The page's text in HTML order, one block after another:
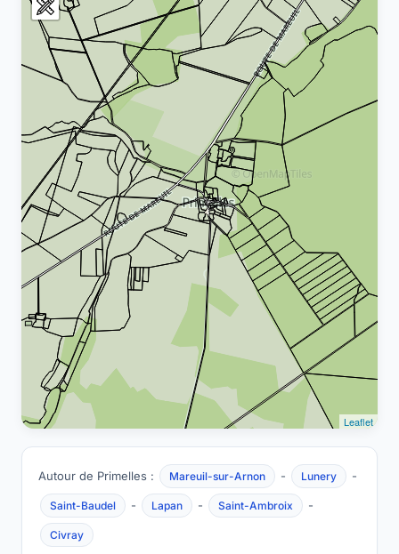
Leaflet
Autour de Primelles : Mareuil-sur-Arnon - Lunery -
Saint-Baudel - Lapan - Saint-Ambroix -
Civray